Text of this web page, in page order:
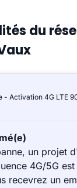
du
- Activation 4G LTE
un projet
4G/5G
recevrez un